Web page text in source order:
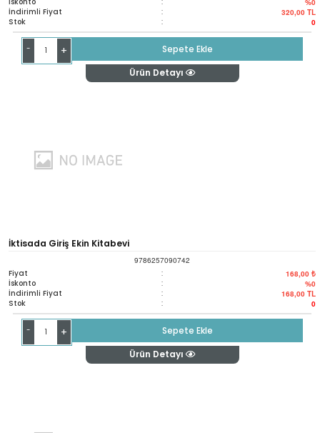
%0
İndirimli Fiyat : 320,00 TL
Stok : 0
- +
Sepete Ekle
Ürün Detayı
İktisada Giriş Ekin Kitabevi
9786257090742
Fiyat : 168,00 ₺
İskonto : %0
İndirimli Fiyat : 168,00 TL
Stok : 0
- +
Sepete Ekle
Ürün Detayı